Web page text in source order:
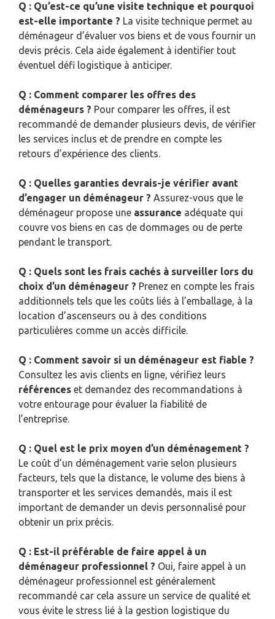
Q : Qu’est-ce qu’une visite technique et pourquoi
est-elle importante ? La visite technique permet au
déménageur d’évaluer vos biens et de vous fournir un
devis précis. Cela aide également à identifier tout
éventuel défi logistique à anticiper.
Q : Comment comparer les offres des
déménageurs ? Pour comparer les offres, il est
recommandé de demander plusieurs devis, de vérifier
les services inclus et de prendre en compte les
retours d’expérience des clients.
Q : Quelles garanties devrais-je vérifier avant
d’engager un déménageur ? Assurez-vous que le
déménageur propose une assurance adéquate qui
couvre vos biens en cas de dommages ou de perte
pendant le transport.
Q : Quels sont les frais cachés à surveiller lors du
choix d’un déménageur ? Prenez en compte les frais
additionnels tels que les coûts liés à l’emballage, à la
location d’ascenseurs ou à des conditions
particulières comme un accès difficile.
Q : Comment savoir si un déménageur est fiable ?
Consultez les avis clients en ligne, vérifiez leurs
références et demandez des recommandations à
votre entourage pour évaluer la fiabilité de
l’entreprise.
Q : Quel est le prix moyen d’un déménagement ?
Le coût d’un déménagement varie selon plusieurs
facteurs, tels que la distance, le volume des biens à
transporter et les services demandés, mais il est
important de demander un devis personnalisé pour
obtenir un prix précis.
Q : Est-il préférable de faire appel à un
déménageur professionnel ? Oui, faire appel à un
déménageur professionnel est généralement
recommandé car cela assure un service de qualité et
vous évite le stress lié à la gestion logistique du